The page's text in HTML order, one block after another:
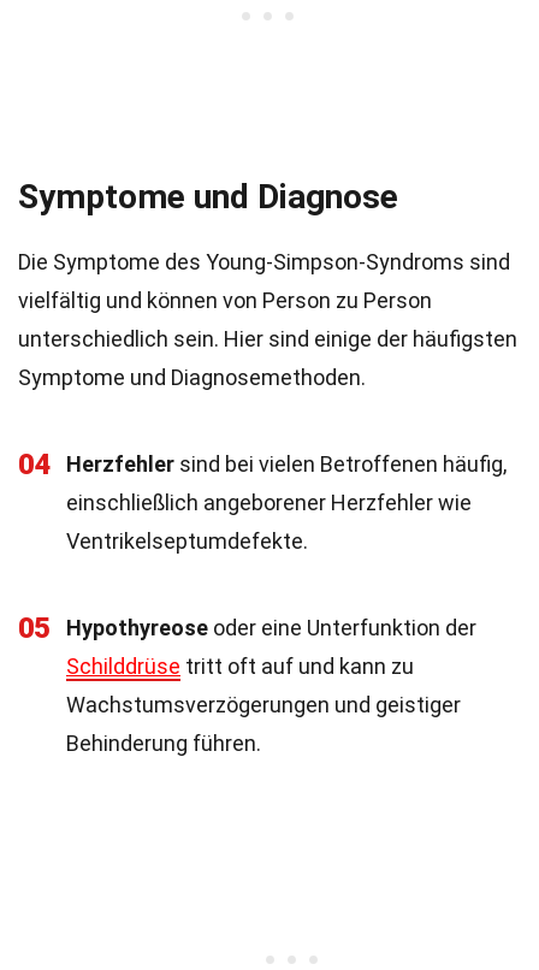
Symptome und Diagnose
Die Symptome des Young-Simpson-Syndroms sind
vielfältig und können von Person zu Person
unterschiedlich sein. Hier sind einige der häufigsten
Symptome und Diagnosemethoden.
04 Herzfehler sind bei vielen Betroffenen häufig,
einschließlich angeborener Herzfehler wie
Ventrikelseptumdefekte.
05 Hypothyreose oder eine Unterfunktion der
Schilddrüse tritt oft auf und kann zu
Wachstumsverzögerungen und geistiger
Behinderung führen.